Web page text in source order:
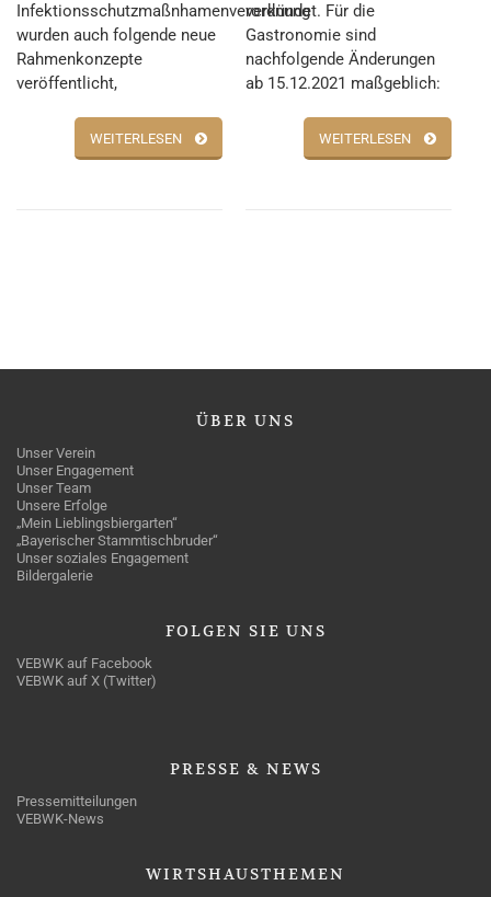
Infektionsschutzmaßnhamenverordnung
wurden auch folgende neue
Rahmenkonzepte
veröffentlicht,
WEITERLESEN
verkündet. Für die
Gastronomie sind
nachfolgende Änderungen
ab 15.12.2021 maßgeblich:
WEITERLESEN
ÜBER UNS
Unser Verein
Unser Engagement
Unser Team
Unsere Erfolge
„Mein Lieblingsbiergarten“
„Bayerischer Stammtischbruder“
Unser soziales Engagement
Bildergalerie
FOLGEN SIE UNS
VEBWK auf Facebook
VEBWK auf X (Twitter)
PRESSE & NEWS
Pressemitteilungen
VEBWK-News
WIRTSHAUSTHEMEN